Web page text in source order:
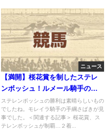
ニュース
【満開】桜花賞を制したステレ
ンボッシュ！ルメール騎手の失
意ここに！
ステレンボッシュの勝利は素晴らしいもの
でしたね。モレイラ騎手の手綱さばきが見
事でした。＜関連する記事＞ 桜花賞、ス
テレンボッシュが制覇…２着...